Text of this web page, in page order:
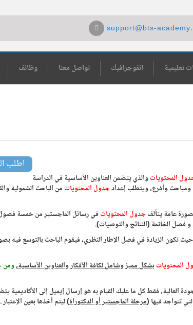
support@bts-
تعليمية انفوجرافيك تواصل معنا وظائف
اطلب
المحتوياتوالذي يتضمن العناوين الأساسية في الدراسة
وأفرع، ويتطلب إعدادجدول المحتويات من الباحث الشمولية
عامة يتألفجدول المحتوياتفي رسائل الماجستير من خمسة
فصل الخاتمة (النتائج والتوصيات).
الزيادة في فصل الإطار النظري، فيقوم الباحث بالتوسع فيه
المحتوياتبشكل مميز وشامل لكافة الأفكار والعناوين الأساسية،ومن
فقط كل ما عليك القيام به هو إرسال إيميل إلى الأكاديمية
تتواجد فيها (مرحلة الماجستير أو الدكتوراة) ليتم أخذها بعين الإعتبار .